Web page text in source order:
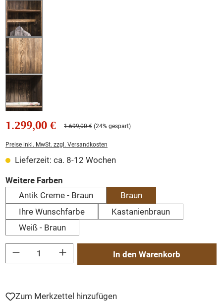
1.299,00 € 1.699,00 € (24% gespart)
Preise inkl. MwSt. zzgl. Versandkosten
Lieferzeit: ca. 8-12 Wochen
Weitere Farben
Antik Creme - Braun
Braun
Ihre Wunschfarbe
Kastanienbraun
Weiß - Braun
Produkt Anzahl: Gib den gewünschten Wert ein oder benutze die Schaltflächen
In den Warenkorb
Zum Merkzettel hinzufügen